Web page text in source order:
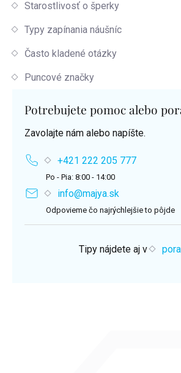
Starostlivosť o šperky
Typy zapínania náušníc
Často kladené otázky
Puncové značky
Potrebujete pomoc alebo
Zavolajte nám alebo napíšte.
+421 222 205 777
Po - Pia: 8:00 - 14:00
info@majya.sk
Odpovieme čo najrýchlejšie to pôjde
Tipy nájdete aj v